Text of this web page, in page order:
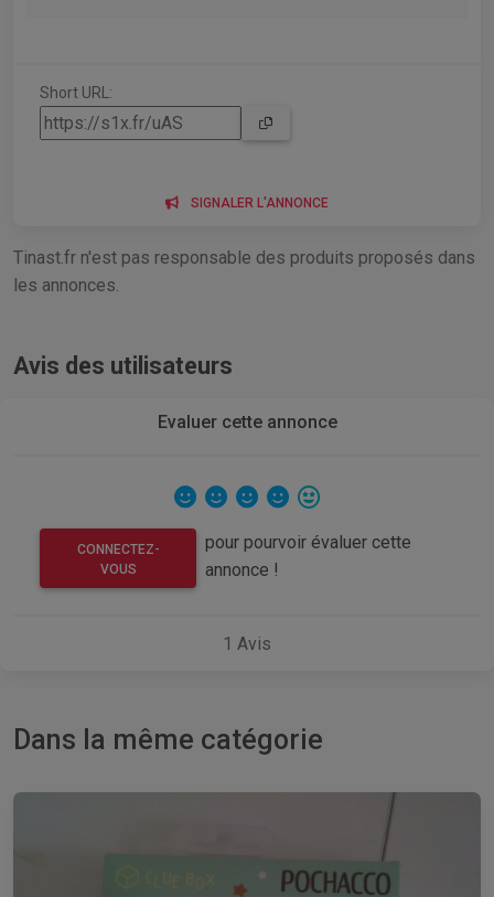
Short URL:
SIGNALER L'ANNONCE
Tinast.fr n'est pas responsable des produits proposés dans
les annonces.
Avis des utilisateurs
Evaluer cette annonce
CONNECTEZ-
VOUS
pour pourvoir évaluer cette
annonce !
1 Avis
Dans la même catégorie